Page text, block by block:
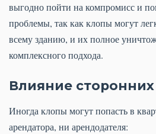
выгодно пойти на компромисс и
проблемы, так как клопы могут
всему зданию, и их полное
комплексного подхода.
Влияние
Иногда клопы могут попасть в
арендатора, ни арендодателя: